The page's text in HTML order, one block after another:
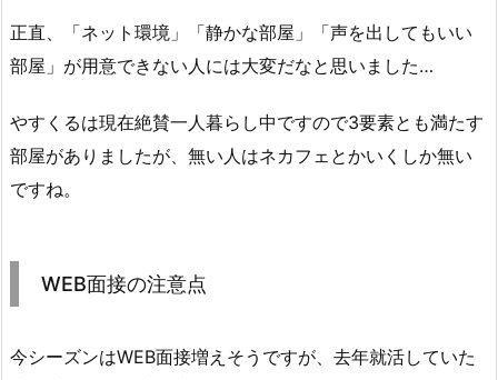
正直、「ネット環境」「静かな部屋」「声を出してもいい
部屋」が用意できない人には大変だなと思いました…
やすくるは現在絶賛一人暮らし中ですので3要素とも満たす
部屋がありましたが、無い人はネカフェとかいくしか無い
ですね。
WEB面接の注意点
今シーズンはWEB面接増えそうですが、去年就活していた